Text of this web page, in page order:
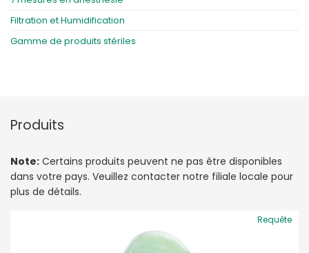
Filtration et Humidification
Gamme de produits stériles
Produits
Note: Certains produits peuvent ne pas être disponibles
dans votre pays. Veuillez contacter notre filiale locale pour
plus de détails.
Requête